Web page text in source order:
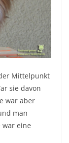
Mittelpunkt
sie davon
war aber
man
war eine